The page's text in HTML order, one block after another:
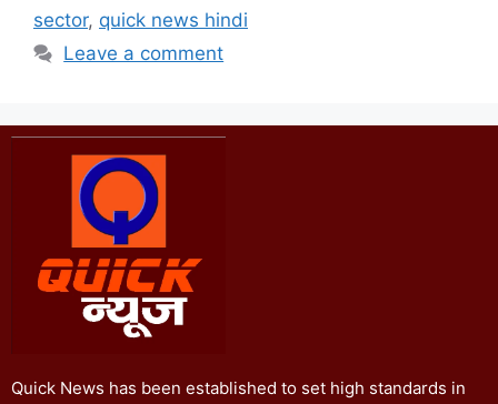
sector, quick news hindi
Leave a comment
Quick News has been established to set high standards in